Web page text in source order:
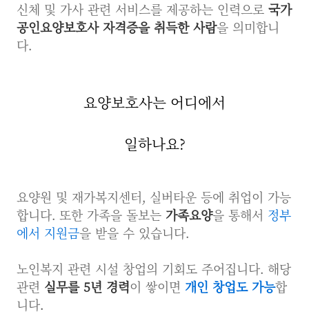
신체 및 가사 관련 서비스를 제공하는 인력으로 국가
공인요양보호사 자격증을 취득한 사람을 의미합니
다.
요양보호사는 어디에서
일하나요?
요양원 및 재가복지센터, 실버타운 등에 취업이 가능
합니다. 또한 가족을 돌보는 가족요양을 통해서 정부
에서 지원금을 받을 수 있습니다.
노인복지 관련 시설 창업의 기회도 주어집니다. 해당
관련 실무를 5년 경력이 쌓이면 개인 창업도 가능합
니다.